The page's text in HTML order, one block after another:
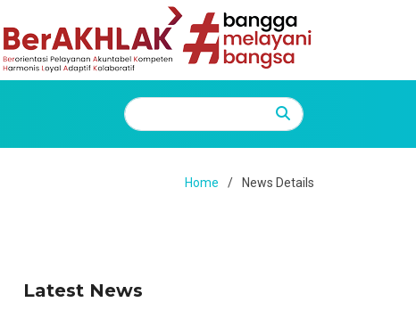
Home News Details
Latest News